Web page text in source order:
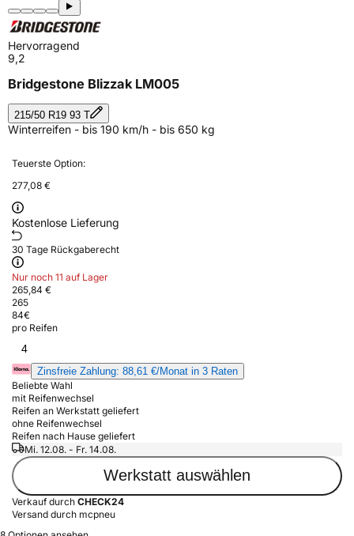
Hervorragend
9,2
Bridgestone Blizzak LM005
215/50 R19 93 T
Winterreifen - bis 190 km/h - bis 650 kg
Teuerste Option:
277,08 €
Kostenlose Lieferung
30 Tage Rückgaberecht
Nur noch 11 auf Lager
265,84 €
265
84€
pro Reifen
4
Zinsfreie Zahlung: 88,61 €/Monat in 3 Raten
Beliebte Wahl
mit Reifenwechsel
Reifen an Werkstatt geliefert
ohne Reifenwechsel
Reifen nach Hause geliefert
Mi. 12.08. - Fr. 14.08.
Werkstatt auswählen
Verkauf durch CHECK24
Versand durch mcpneu